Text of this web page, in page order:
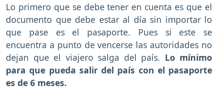
Lo primero que se debe tener en cuenta es que el
documento que debe estar al día sin importar lo
que pase es el pasaporte. Pues si este se
encuentra a punto de vencerse las autoridades no
dejan que el viajero salga del país. Lo mínimo
para que pueda salir del país con el pasaporte
es de 6 meses.